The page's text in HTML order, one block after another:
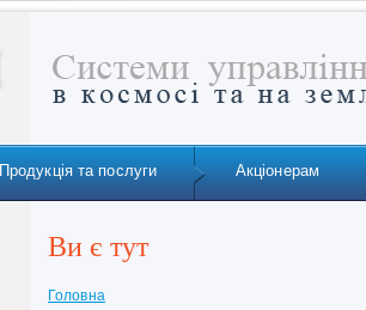
Продукція та послуги Акціонерам
Ви є тут
Головна